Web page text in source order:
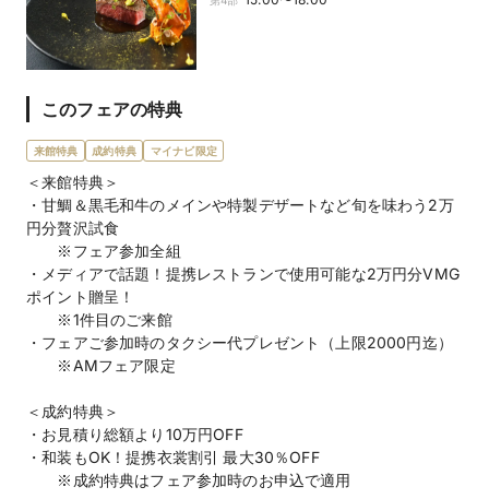
このフェアの特典
来館特典 成約特典 マイナビ限定
＜来館特典＞
・甘鯛＆黒毛和牛のメインや特製デザートなど旬を味わう2万
円分贅沢試食
※フェア参加全組
・メディアで話題！提携レストランで使用可能な2万円分VMG
ポイント贈呈！
※1件目のご来館
・フェアご参加時のタクシー代プレゼント（上限2000円迄）
※AMフェア限定
＜成約特典＞
・お見積り総額より10万円OFF
・和装もOK！提携衣裳割引 最大30％OFF
※成約特典はフェア参加時のお申込で適用